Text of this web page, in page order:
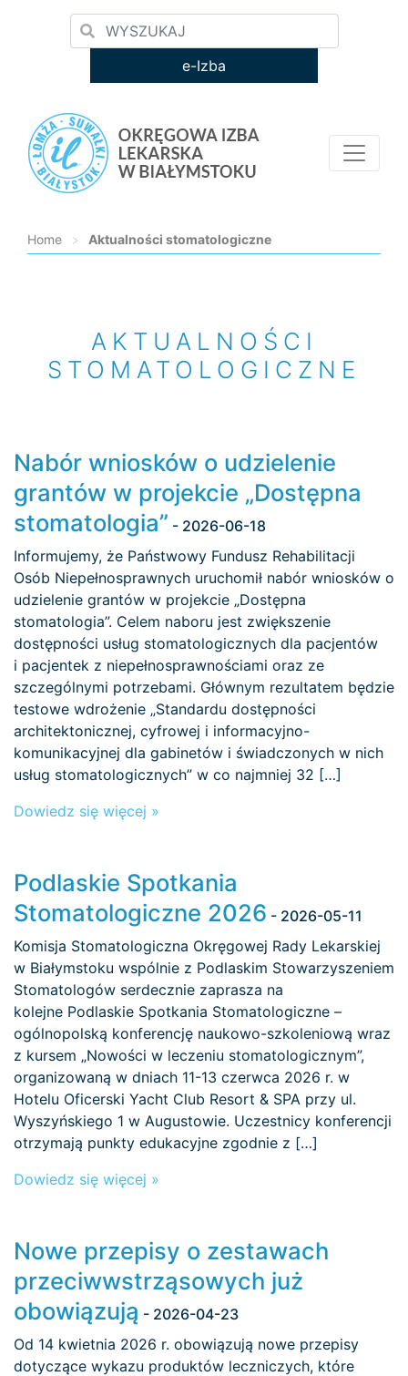
e-Izba
Home > Aktualności stomatologiczne
AKTUALNOŚCI
STOMATOLOGICZNE
Nabór wniosków o udzielenie
grantów w projekcie „Dostępna
stomatologia” - 2026-06-18
Informujemy, że Państwowy Fundusz Rehabilitacji
Osób Niepełnosprawnych uruchomił nabór wniosków o
udzielenie grantów w projekcie „Dostępna
stomatologia”. Celem naboru jest zwiększenie
dostępności usług stomatologicznych dla pacjentów
i pacjentek z niepełnosprawnościami oraz ze
szczególnymi potrzebami. Głównym rezultatem będzie
testowe wdrożenie „Standardu dostępności
architektonicznej, cyfrowej i informacyjno-
komunikacyjnej dla gabinetów i świadczonych w nich
usług stomatologicznych” w co najmniej 32 […]
Dowiedz się więcej »
Podlaskie Spotkania
Stomatologiczne 2026 - 2026-05-11
Komisja Stomatologiczna Okręgowej Rady Lekarskiej
w Białymstoku wspólnie z Podlaskim Stowarzyszeniem
Stomatologów serdecznie zaprasza na
kolejne Podlaskie Spotkania Stomatologiczne –
ogólnopolską konferencję naukowo-szkoleniową wraz
z kursem „Nowości w leczeniu stomatologicznym”,
organizowaną w dniach 11-13 czerwca 2026 r. w
Hotelu Oficerski Yacht Club Resort & SPA przy ul.
Wyszyńskiego 1 w Augustowie. Uczestnicy konferencji
otrzymają punkty edukacyjne zgodnie z […]
Dowiedz się więcej »
Nowe przepisy o zestawach
przeciwwstrząsowych już
obowiązują - 2026-04-23
Od 14 kwietnia 2026 r. obowiązują nowe przepisy
dotyczące wykazu produktów leczniczych, które